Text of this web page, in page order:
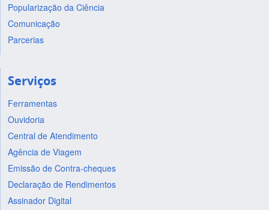
Popularização da Ciência
Comunicação
Parcerias
Serviços
Ferramentas
Ouvidoria
Central de Atendimento
Agência de Viagem
Emissão de Contra-cheques
Declaração de Rendimentos
Assinador Digital